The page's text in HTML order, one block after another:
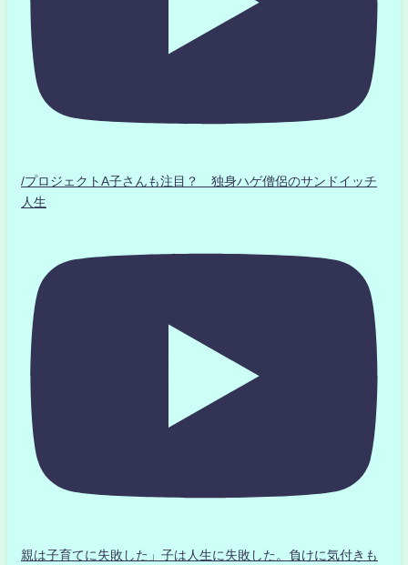
/プロジェクトA子さんも注目？ 独身ハゲ僧侶のサンドイッチ
人生
親は子育てに失敗した」子は人生に失敗した。負けに気付きも